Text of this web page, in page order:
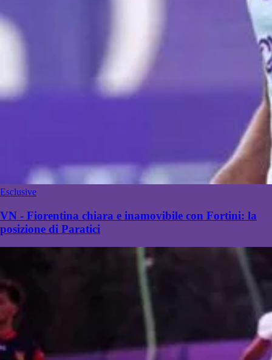
Esclusive
VN - Fiorentina chiara e inamovibile con Fortini: la
posizione di Paratici